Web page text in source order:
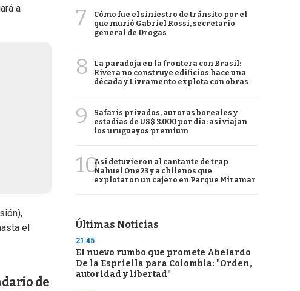
a
el
de
7
Cómo fue el siniestro de tránsito por el
que murió Gabriel Rossi, secretario
general de Drogas
8
La paradoja en la frontera con Brasil:
Rivera no construye edificios hace una
década y Livramento explota con obras
9
Safaris privados, auroras boreales y
estadías de US$ 3.000 por día: así viajan
los uruguayos premium
10Así detuvieron al cantante de trap
Nahuel One23 y a chilenos que
explotaron un cajero en Parque Miramar
Últimas Noticias
21:45
El nuevo rumbo que promete Abelardo
De la Espriella para Colombia: "Orden,
autoridad y libertad"